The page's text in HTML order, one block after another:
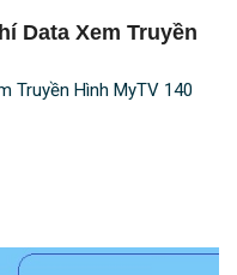
Data Xem Truyền
Truyền Hình MyTV 140